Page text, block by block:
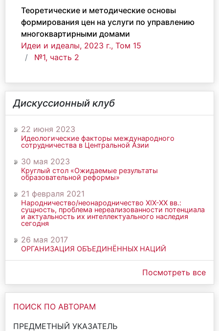
Теоретические и методические основы
формирования цен на услуги по управлению
многоквартирными домами
Идеи и идеалы, 2023 г., Том 15
№1, часть 2
Дискуссионный клуб
22 июня 2023
Идеологические факторы международного
сотрудничества в Центральной Азии
30 мая 2023
Круглый стол «Ожидаемые результаты
образовательной реформы»
21 февраля 2021
Народничество/неонародничество ХIХ-ХХ вв.:
сущность, проблема нереализованности потенциала
и актуальность их интеллектуального наследия
сегодня
26 мая 2017
ОРГАНИЗАЦИЯ ОБЪЕДИНЁННЫХ НАЦИЙ
Посмотреть все
ПОИСК ПО АВТОРАМ
ПРЕДМЕТНЫЙ УКАЗАТЕЛЬ